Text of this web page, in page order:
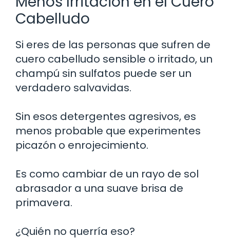
Cabelludo
Si eres de las personas que sufren de
cuero cabelludo sensible o irritado, un
champú sin sulfatos puede ser un
verdadero salvavidas.
Sin esos detergentes agresivos, es
menos probable que experimentes
picazón o enrojecimiento.
Es como cambiar de un rayo de sol
abrasador a una suave brisa de
primavera.
¿Quién no querría eso?